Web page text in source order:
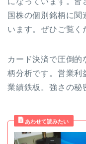
国株の個別銘柄に関
います。ぜひご覧く
カード決済で圧倒
柄分析です。営業利
業績鉄板。強さの秘